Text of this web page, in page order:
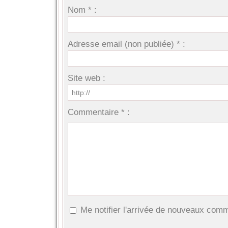
Nom * :
Adresse email (non publiée) * :
Site web :
Commentaire * :
Me notifier l'arrivée de nouveaux